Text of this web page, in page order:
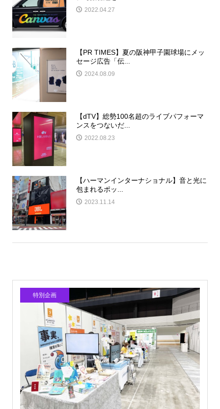
2022.04.27
【PR TIMES】夏の阪神甲子園球場にメッ
セージ広告「伝...
2024.08.09
【dTV】総勢100名超のライブパフォーマ
ンスをつないだ...
2022.08.23
【ハーマンインターナショナル】音と光に
包まれるポッ...
2023.11.14
特別企画